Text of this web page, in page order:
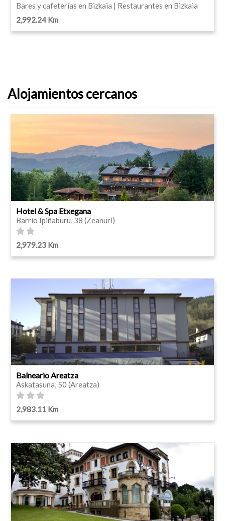
Bares y cafeterías en Bizkaia | Restaurantes en Bizkaia
2,992.24 Km
Alojamientos cercanos
Hotel & Spa Etxegana
Barrio Ipiñaburu, 38 (Zeanuri)
2,979.23 Km
Balneario Areatza
Askatasuna, 50 (Areatza)
2,983.11 Km